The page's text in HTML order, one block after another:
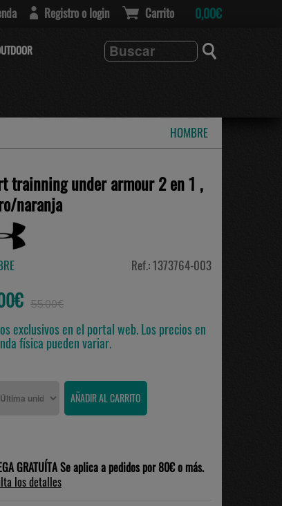
Registro o login Carrito 0,00€
HOMBRE
trainning under armour 2 en 1 ,
naranja
Ref.: 1373764-003
55.00€
exclusivos en el portal web. Los precios en
física pueden variar.
GRATUÍTA Se aplica a pedidos por 80€ o más.
los detalles